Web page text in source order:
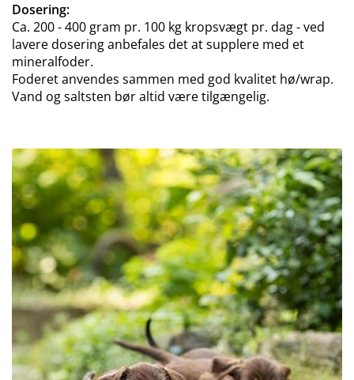
Dosering:
Ca. 200 - 400 gram pr. 100 kg kropsvægt pr. dag - ved
lavere dosering anbefales det at supplere med et
mineralfoder.
Foderet anvendes sammen med god kvalitet hø/wrap.
Vand og saltsten bør altid være tilgængelig.